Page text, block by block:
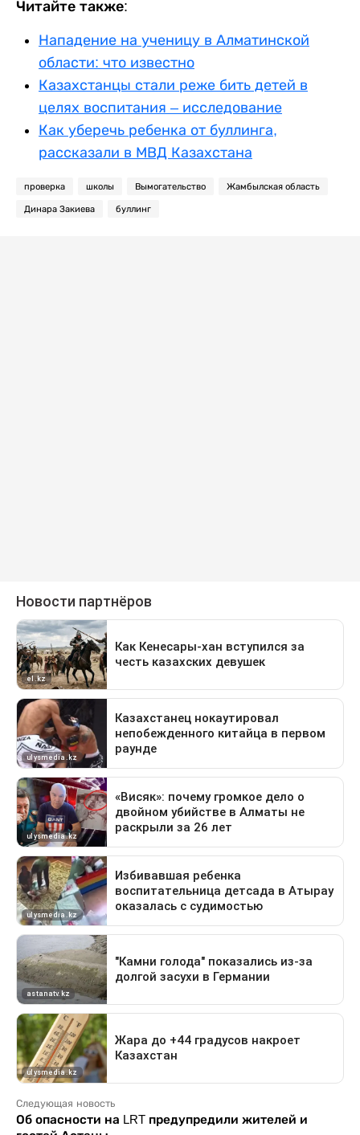
Читайте также:
Нападение на ученицу в Алматинской
области: что известно
Казахстанцы стали реже бить детей в
целях воспитания – исследование
Как уберечь ребенка от буллинга,
рассказали в МВД Казахстана
проверка школы Вымогательство Жамбылская область
Динара Закиева буллинг
Следующая новость
Об опасности на LRT предупредили жителей и